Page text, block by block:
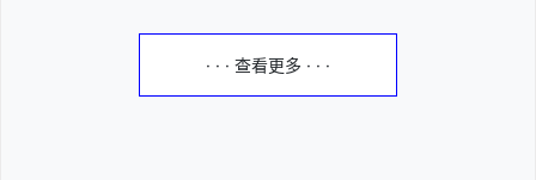
· · · 查看更多 · · ·